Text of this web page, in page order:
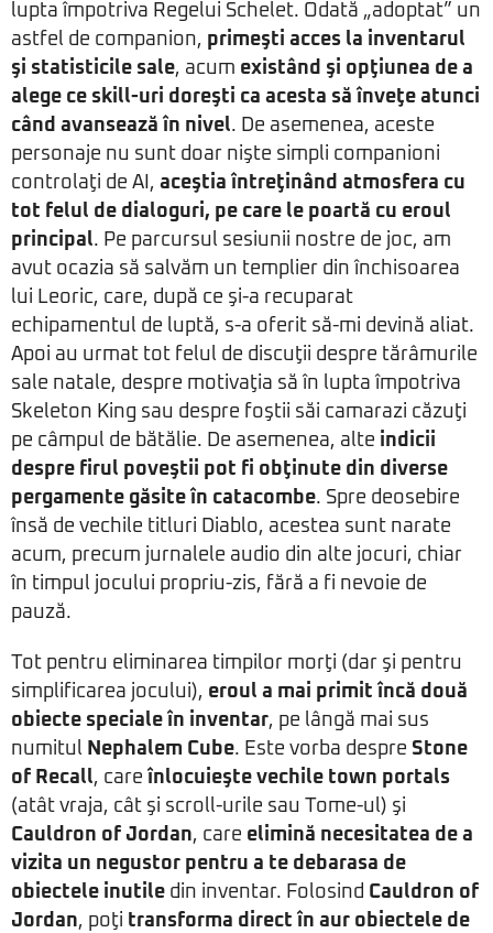
lupta împotriva Regelui Schelet. Odată „adoptat” un
astfel de companion, primeşti acces la inventarul
şi statisticile sale, acum existând şi opţiunea de a
alege ce skill-uri doreşti ca acesta să înveţe atunci
când avansează în nivel. De asemenea, aceste
personaje nu sunt doar nişte simpli companioni
controlaţi de AI, aceştia întreţinând atmosfera cu
tot felul de dialoguri, pe care le poartă cu eroul
principal. Pe parcursul sesiunii nostre de joc, am
avut ocazia să salvăm un templier din închisoarea
lui Leoric, care, după ce şi-a recuparat
echipamentul de luptă, s-a oferit să-mi devină aliat.
Apoi au urmat tot felul de discuţii despre tărâmurile
sale natale, despre motivaţia să în lupta împotriva
Skeleton King sau despre foştii săi camarazi căzuţi
pe câmpul de bătălie. De asemenea, alte indicii
despre firul poveştii pot fi obţinute din diverse
pergamente găsite în catacombe. Spre deosebire
însă de vechile titluri Diablo, acestea sunt narate
acum, precum jurnalele audio din alte jocuri, chiar
în timpul jocului propriu-zis, fără a fi nevoie de
pauză.
Tot pentru eliminarea timpilor morţi (dar şi pentru
simplificarea jocului), eroul a mai primit încă două
obiecte speciale în inventar, pe lângă mai sus
numitul Nephalem Cube. Este vorba despre Stone
of Recall, care înlocuieşte vechile town portals
(atât vraja, cât şi scroll-urile sau Tome-ul) şi
Cauldron of Jordan, care elimină necesitatea de a
vizita un negustor pentru a te debarasa de
obiectele inutile din inventar. Folosind Cauldron of
Jordan, poţi transforma direct în aur obiectele de